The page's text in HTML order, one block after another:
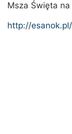
Msza Święta
http://